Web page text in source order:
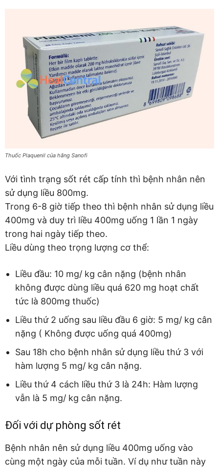
Thuốc Plaquenil của hãng Sanofi
Với tình trạng sốt rét cấp tính thì bệnh nhân nên
sử dụng liều 800mg.
Trong 6-8 giờ tiếp theo thì bệnh nhân sử dụng liều
400mg và duy trì liều 400mg uống 1 lần 1 ngày
trong hai ngày tiếp theo.
Liều dùng theo trọng lượng cơ thể:
Liều đầu: 10 mg/ kg cân nặng (bệnh nhân
không được dùng liều quá 620 mg hoạt chất
tức là 800mg thuốc)
Liều thứ 2 uống sau liều đầu 6 giờ: 5 mg/ kg cân
nặng ( Không được uống quá 400mg)
Sau 18h cho bệnh nhân sử dụng liều thứ 3 với
hàm lượng 5 mg/ kg cân nặng.
Liều thứ 4 cách liều thứ 3 là 24h: Hàm lượng
vẫn là 5 mg/ kg cân nặng.
Đối với dự phòng sốt rét
Bệnh nhân nên sử dụng liều 400mg uống vào
cùng một ngày của mỗi tuần. Ví dụ như tuần này